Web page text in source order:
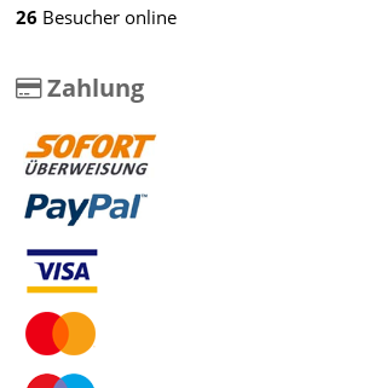
26 Besucher online
Zahlung